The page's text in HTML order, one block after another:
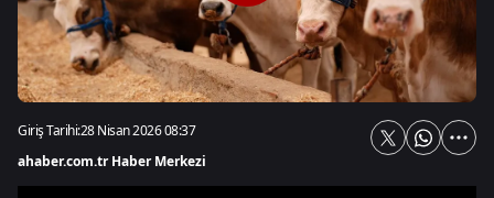
Giriş Tarihi:28 Nisan 2026 08:37
ahaber.com.tr Haber Merkezi